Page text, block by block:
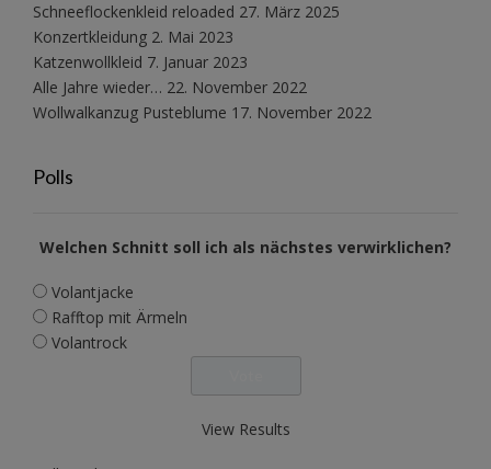
Schneeflockenkleid reloaded 27. März 2025
Konzertkleidung 2. Mai 2023
Katzenwollkleid 7. Januar 2023
Alle Jahre wieder… 22. November 2022
Wollwalkanzug Pusteblume 17. November 2022
Polls
Welchen Schnitt soll ich als nächstes verwirklichen?
Volantjacke
Rafftop mit Ärmeln
Volantrock
View Results